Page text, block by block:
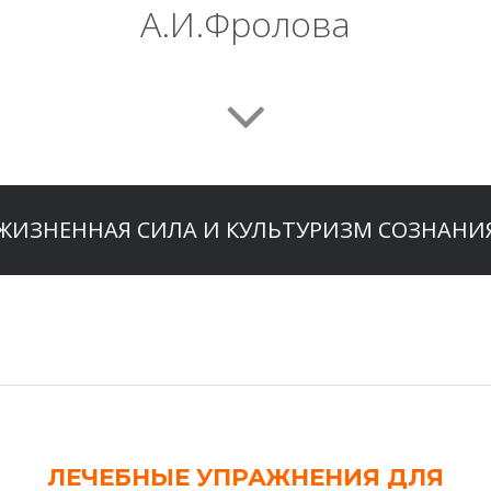
А.И.Фролова
СИЛА И КУЛЬТУРИЗМ
ЛЕЧЕБНЫЕ УПРАЖНЕНИЯ ДЛЯ